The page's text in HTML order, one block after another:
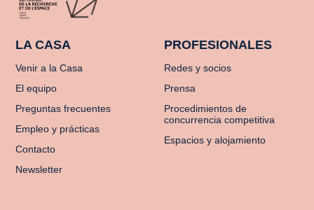
LA CASA
Venir a la Casa
El equipo
Preguntas frecuentes
Empleo y prácticas
Contacto
Newsletter
PROFESIONALES
Redes y socios
Prensa
Procedimientos de
concurrencia competitiva
Espacios y alojamiento